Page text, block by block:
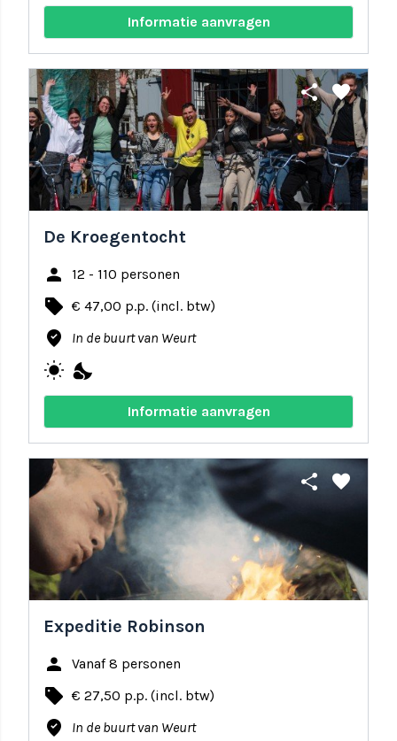
Informatie aanvragen
share favorite
De Kroegentocht
person 12 - 110 personen
local_offer € 47,00 p.p. (incl. btw)
where_to_vote In de buurt van Weurt
wb_sunny nights_stay
Informatie aanvragen
share favorite
Expeditie Robinson
person Vanaf 8 personen
local_offer € 27,50 p.p. (incl. btw)
where_to_vote In de buurt van Weurt